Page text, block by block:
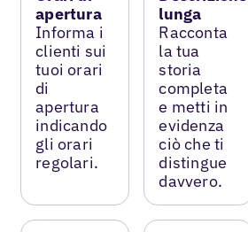
apertura
Informa i
clienti sui
tuoi orari
di
apertura
indicando
gli orari
regolari.
lunga
Racconta
la tua
storia
completa
e metti in
evidenza
ciò che ti
distingue
davvero.